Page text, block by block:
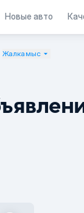
Новые авто
Жалкамыс